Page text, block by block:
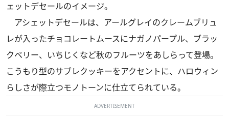
ェットデセールのイメージ。
アシェットデセールは、アールグレイのクレームブリュ
レが入ったチョコレートムースにナガノパープル、ブラッ
クベリー、いちじくなど秋のフルーツをあしらって登場。
こうもり型のサブレクッキーをアクセントに、ハロウィン
らしさが際立つモノトーンに仕立てられている。
ADVERTISEMENT